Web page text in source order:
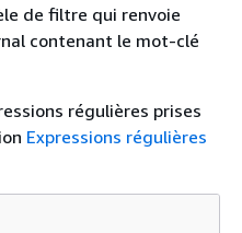
de filtre qui renvoie
contenant le mot-clé
régulières prises
Expressions régulières